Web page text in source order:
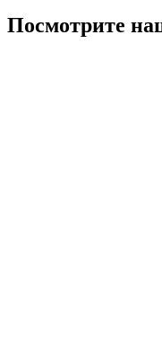
Посмотрите